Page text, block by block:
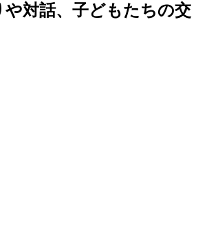
や対話、子どもたちの交